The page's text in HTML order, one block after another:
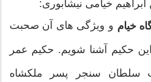
خیامی نیشابوری:
خیام و ویژگی های آن صحبت
حکیم آشنا شویم. حکیم عمر
سلطان سنجر پسر ملکشاه